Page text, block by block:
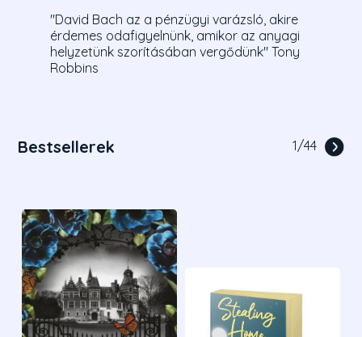
"David Bach az a pénzügyi varázsló, akire
érdemes odafigyelnünk, amikor az anyagi
helyzetünk szorításában vergődünk" Tony
Robbins
Bestsellerek 1/44